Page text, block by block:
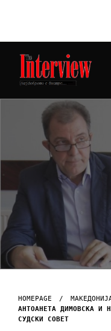
Интервју
HOMEPAGE
АНТОАНЕТА ДИМОВСКА И
СУДСКИ СОВЕТ